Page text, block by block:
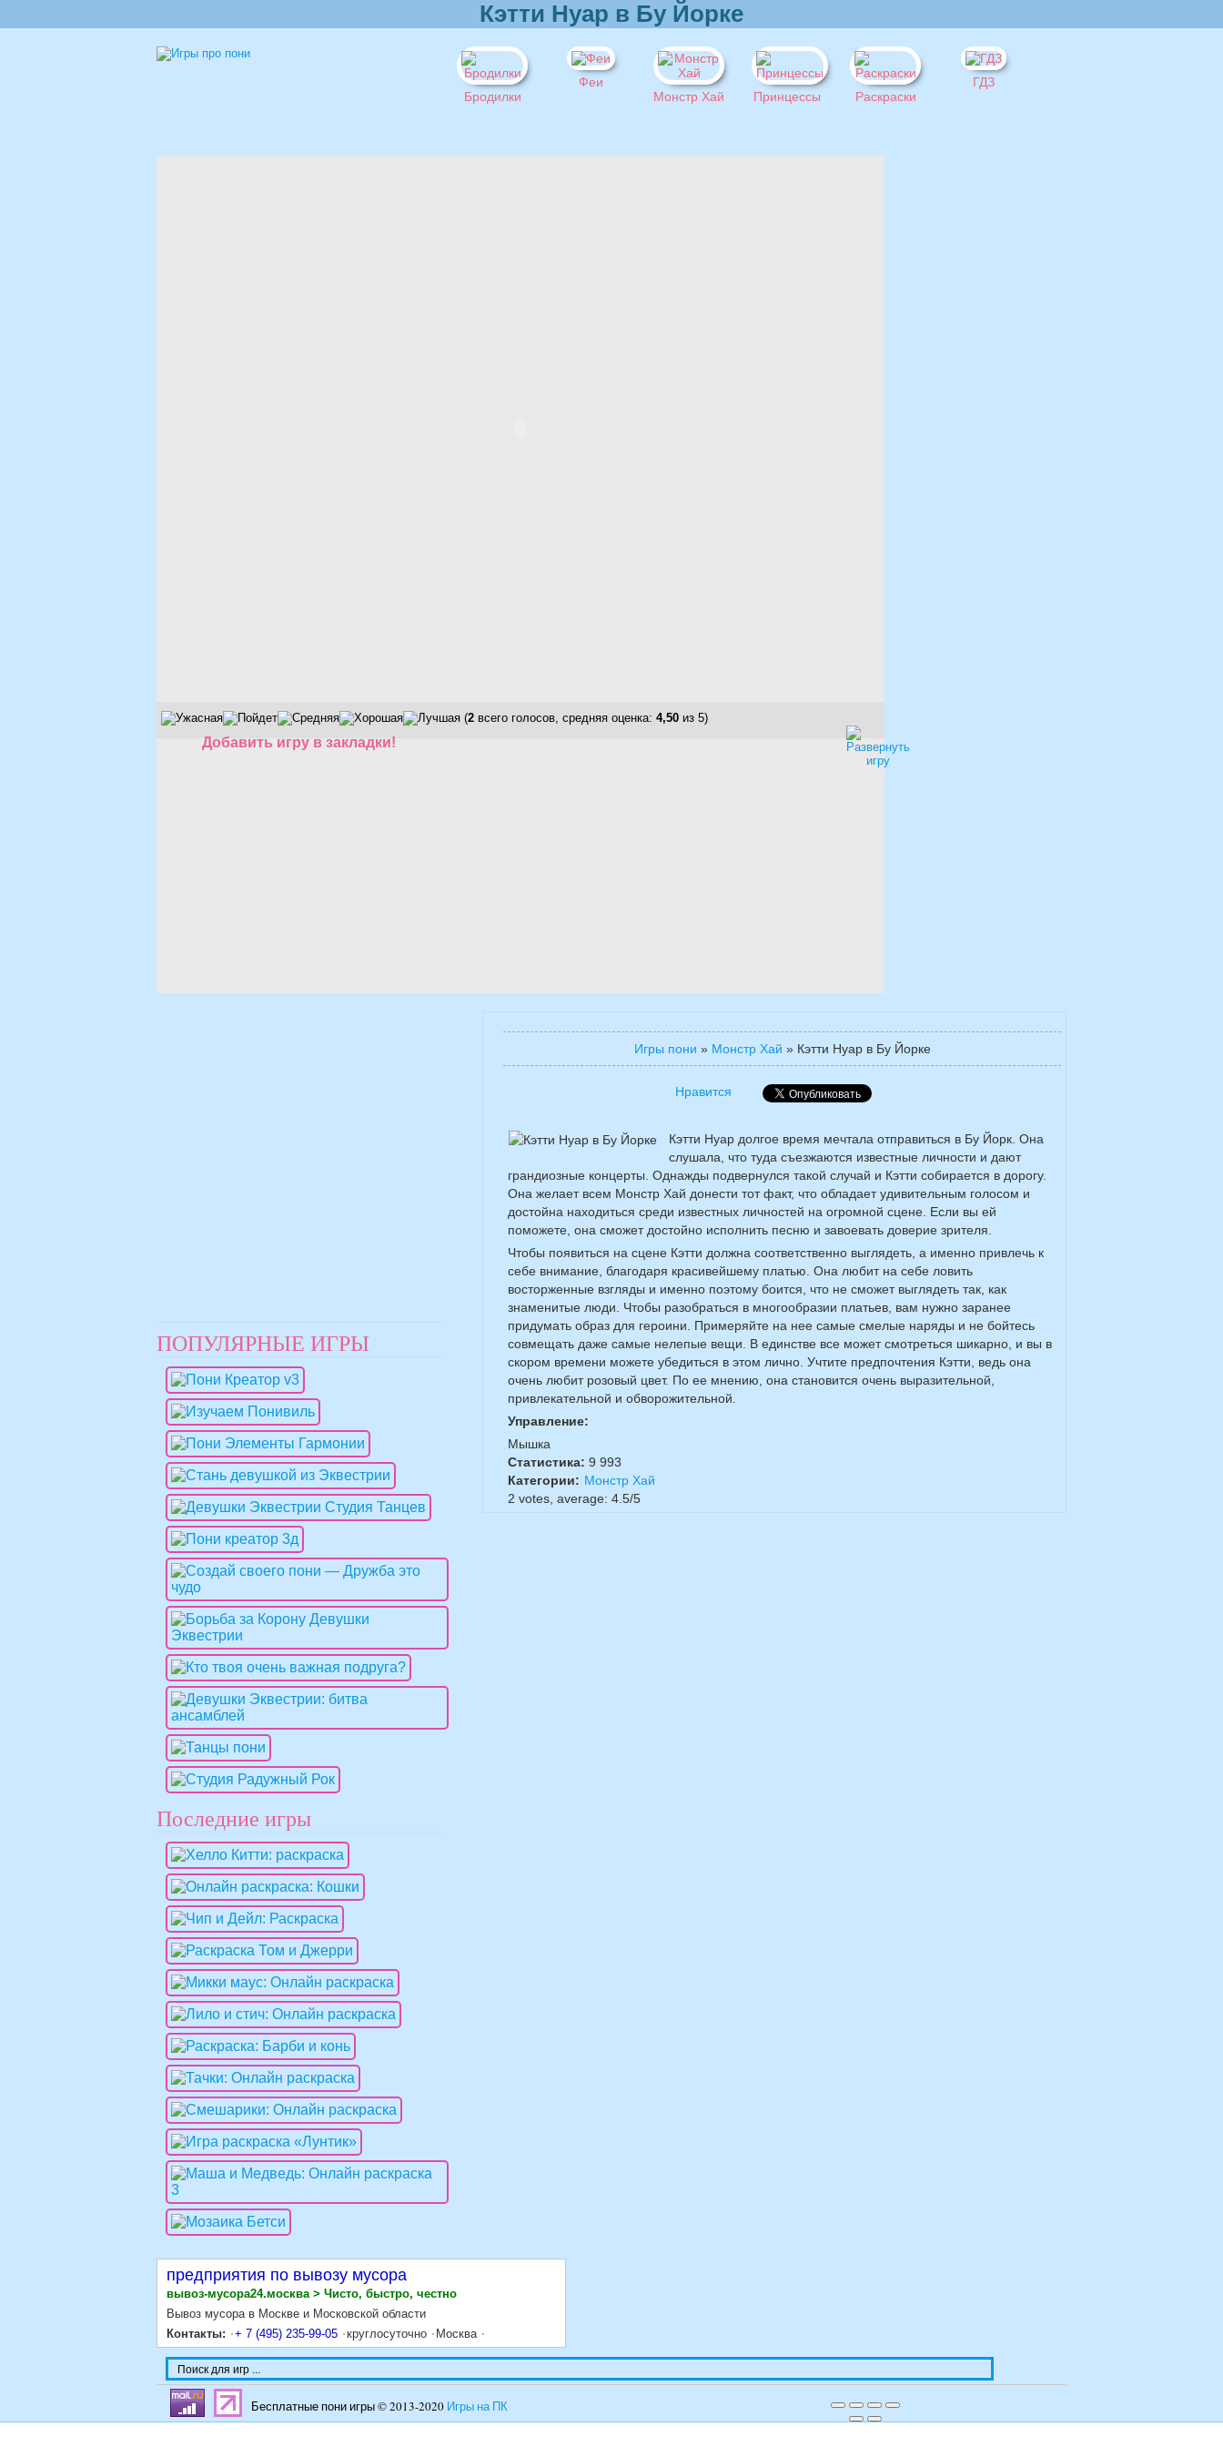
Кэтти Нуар в Бу Йорке
Бродилки
Феи
Монстр Хай
Принцессы Раскраски
ГДЗ
(2 всего голосов, средняя оценка: 4,50 из 5)
Добавить игру в закладки!
Игры пони » Монстр Хай » Кэтти Нуар в Бу Йорке
Нравится
Кэтти Нуар долгое время мечтала отправиться в Бу Йорк. Она
слушала, что туда съезжаются известные личности и дают
грандиозные концерты. Однажды подвернулся такой случай и Кэтти собирается в дорогу.
Она желает всем Монстр Хай донести тот факт, что обладает удивительным голосом и
достойна находиться среди известных личностей на огромной сцене. Если вы ей
поможете, она сможет достойно исполнить песню и завоевать доверие зрителя.
Чтобы появиться на сцене Кэтти должна соответственно выглядеть, а именно привлечь к
себе внимание, благодаря красивейшему платью. Она любит на себе ловить
восторженные взгляды и именно поэтому боится, что не сможет выглядеть так, как
знаменитые люди. Чтобы разобраться в многообразии платьев, вам нужно заранее
придумать образ для героини. Примеряйте на нее самые смелые наряды и не бойтесь
совмещать даже самые нелепые вещи. В единстве все может смотреться шикарно, и вы в
скором времени можете убедиться в этом лично. Учтите предпочтения Кэтти, ведь она
очень любит розовый цвет. По ее мнению, она становится очень выразительной,
привлекательной и обворожительной.
Управление:
Мышка
Статистика: 9 993
Категории: Монстр Хай
2 votes, average: 4.5/5
ПОПУЛЯРНЫЕ ИГРЫ
Последние игры
предприятия по вывозу мусора
вывоз-мусора24.москва > Чисто, быстро, честно
Вывоз мусора в Москве и Московской области
Контакты:
+ 7 (495) 235-99-05 круглосуточно Москва
Бесплатные пони игры © 2013-2020 Игры на ПК